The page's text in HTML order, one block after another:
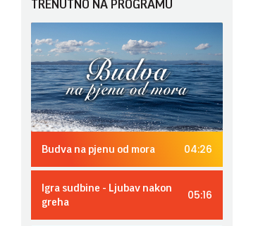
TRENUTNO NA PROGRAMU
Budva na pjenu od mora 04:26
Igra sudbine - Ljubav nakon
greha
05:16